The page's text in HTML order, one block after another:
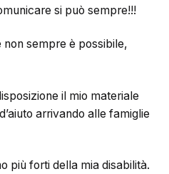
si può sempre!!!
non sempre è possibile,
il mio materiale
arrivando alle famiglie
più forti della mia disabilità.